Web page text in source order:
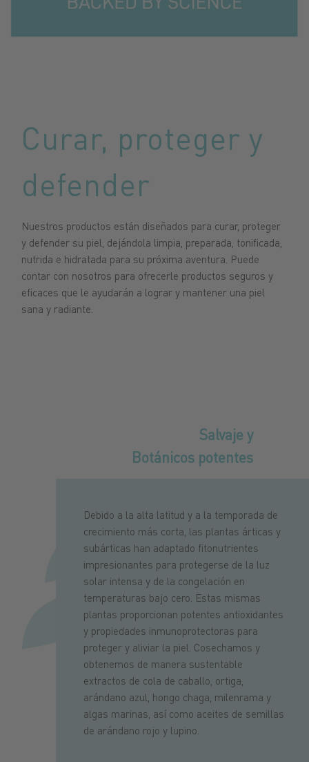
Curar, proteger y
defender
Nuestros productos están diseñados para curar, proteger
y defender su piel, dejándola limpia, preparada, tonificada,
nutrida e hidratada para su próxima aventura. Puede
contar con nosotros para ofrecerle productos seguros y
eficaces que le ayudarán a lograr y mantener una piel
sana y radiante.
Salvaje y
Botánicos potentes
Debido a la alta latitud y a la temporada de
crecimiento más corta, las plantas árticas y
subárticas han adaptado fitonutrientes
impresionantes para protegerse de la luz
solar intensa y de la congelación en
temperaturas bajo cero. Estas mismas
plantas proporcionan potentes antioxidantes
y propiedades inmunoprotectoras para
proteger y aliviar la piel. Cosechamos y
obtenemos de manera sustentable
extractos de cola de caballo, ortiga,
arándano azul, hongo chaga, milenrama y
algas marinas, así como aceites de semillas
de arándano rojo y lupino.